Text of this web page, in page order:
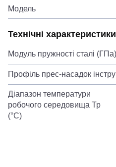
Модель
Технічні характеристики
Модуль пружності сталі (ГПа)
Профіль прес-насадок
Діапазон температури
робочого середовища Тр
(°С)